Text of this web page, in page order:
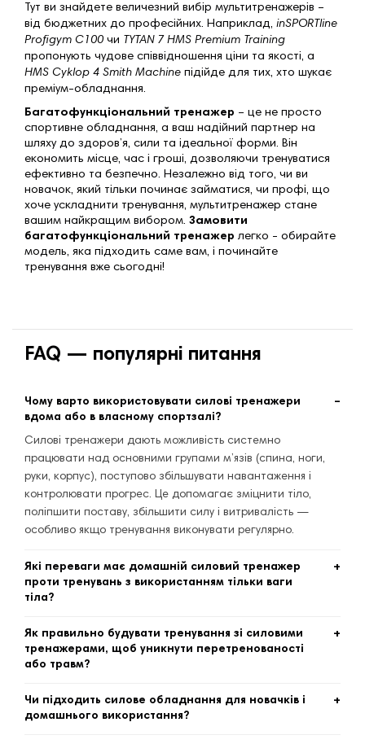
Тут ви знайдете величезний вибір мультитренажерів –
від бюджетних до професійних. Наприклад, inSPORTline
Profigym C100 чи TYTAN 7 HMS Premium Training
пропонують чудове співвідношення ціни та якості, а
HMS Cyklop 4 Smith Machine підійде для тих, хто шукає
преміум-обладнання.
Багатофункціональний тренажер – це не просто
спортивне обладнання, а ваш надійний партнер на
шляху до здоров’я, сили та ідеальної форми. Він
економить місце, час і гроші, дозволяючи тренуватися
ефективно та безпечно. Незалежно від того, чи ви
новачок, який тільки починає займатися, чи профі, що
хоче ускладнити тренування, мультитренажер стане
вашим найкращим вибором. Замовити
багатофункціональний тренажер легко - обирайте
модель, яка підходить саме вам, і починайте
тренування вже сьогодні!
FAQ — популярні питання
Чому варто використовувати силові тренажери
вдома або в власному спортзалі?
Силові тренажери дають можливість системно
працювати над основними групами м’язів (спина, ноги,
руки, корпус), поступово збільшувати навантаження і
контролювати прогрес. Це допомагає зміцнити тіло,
поліпшити поставу, збільшити силу і витривалість —
особливо якщо тренування виконувати регулярно.
Які переваги має домашній силовий тренажер
проти тренувань з використанням тільки ваги
тіла?
стабільну форму опору, можливість корекції
навантаження і безпечну техніку. Це особливо важливо,
або тренуватися регулярно.
Як правильно будувати тренування зі силовими
тренажерами, щоб уникнути перетренованості
або травм?
розминка + легке кардіо, основне силове навантаження
та завершальна розтяжка/відновлення. Така структура
Чи підходить силове обладнання для новачків і
домашнього використання?